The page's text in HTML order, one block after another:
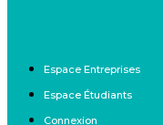
Espace Entreprises
Espace Étudiants
Connexion